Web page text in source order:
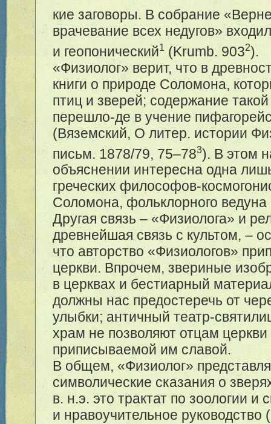
кие заговоры. В собрание
врачевание всех недугов»
и геопонический1 (Krumb. 9032).
«Физиолог» верит, что в
книги о природе Соломона,
птиц и зверей; содержание
перешло-де в учение
(Вяземский, О литер. истории
письм. 1878/79, 75–783). В этом
объяснении интересна одна
греческих философов-
Соломона, фольклорного
Другая связь – «Физиолога» и
древнейшая связь с культом, –
что авторство «Физиологов»
церкви. Впрочем, звериные
в церквах и бестиарный
должны нас предостеречь от
улыбки; античный театр-
храм не позволяют отцам
приписываемой им славой.
В общем, «Физиолог»
символические сказания о
в. н.э. это трактат по зоологии и
и нравоучительное руководство